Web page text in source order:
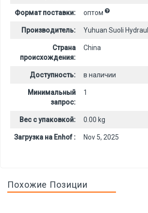
Формат поставки: оптом
Производитель: Yuhuan Suoli
Страна
происхождения:
China
Доступность: в наличии
Минимальный
запрос:
1
Вес с упаковкой: 0.00 kg
Загрузка на Enhof : Nov 5, 2025
Похожие Позиции